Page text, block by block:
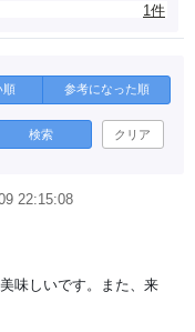
1件
順 参考になった順
検索 クリア
22:15:08
味しいです。また、来